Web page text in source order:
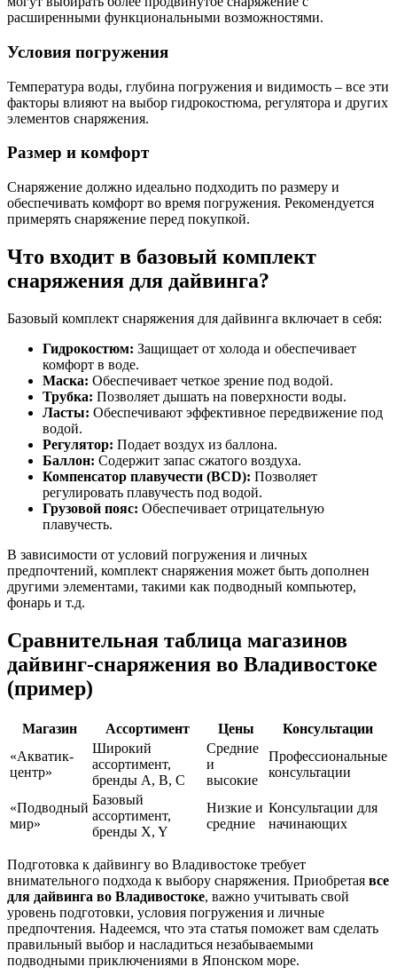
расширенными функциональными возможностями.
Условия погружения
Температура воды, глубина погружения и видимость – все эти
факторы влияют на выбор гидрокостюма, регулятора и других
элементов снаряжения.
Размер и комфорт
Снаряжение должно идеально подходить по размеру и
обеспечивать комфорт во время погружения. Рекомендуется
примерять снаряжение перед покупкой.
Что входит в базовый комплект
снаряжения для дайвинга?
Базовый комплект снаряжения для дайвинга включает в себя:
Гидрокостюм: Защищает от холода и обеспечивает
комфорт в воде.
Маска: Обеспечивает четкое зрение под водой.
Трубка: Позволяет дышать на поверхности воды.
Ласты: Обеспечивают эффективное передвижение под
водой.
Регулятор: Подает воздух из баллона.
Баллон: Содержит запас сжатого воздуха.
Компенсатор плавучести (BCD): Позволяет
регулировать плавучесть под водой.
Грузовой пояс: Обеспечивает отрицательную
плавучесть.
В зависимости от условий погружения и личных
предпочтений, комплект снаряжения может быть дополнен
другими элементами, такими как подводный компьютер,
фонарь и т.д.
Сравнительная таблица магазинов
дайвинг-снаряжения во Владивостоке
(пример)
Магазин Ассортимент Цены
Консультации
«Акватик-
центр»
Широкий
ассортимент,
бренды A, B, C
Средние
и
высокие
Профессиональные
консультации
«Подводный
мир»
Базовый
ассортимент,
бренды X, Y
Низкие и
средние
Консультации для
начинающих
Подготовка к дайвингу во Владивостоке требует
внимательного подхода к выбору снаряжения. Приобретая все
для дайвинга во Владивостоке, важно учитывать свой
уровень подготовки, условия погружения и личные
предпочтения. Надеемся, что эта статья поможет вам сделать
правильный выбор и насладиться незабываемыми
подводными приключениями в Японском море.